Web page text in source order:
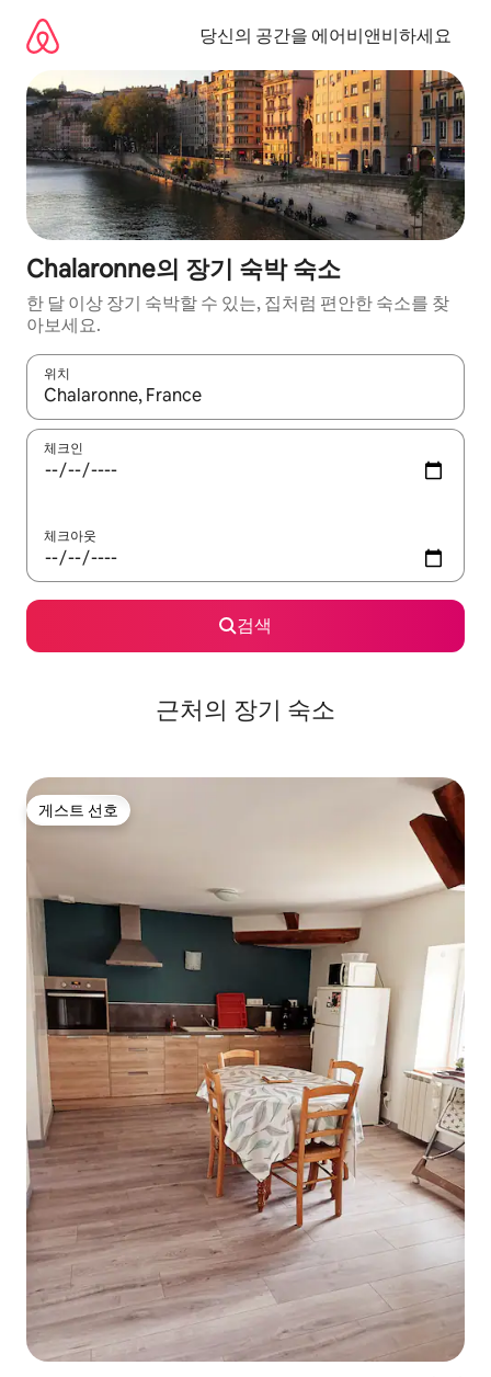
당신의 공간을 에어비앤비하세요
Chalaronne의 장기 숙박 숙소
한 달 이상 장기 숙박할 수 있는, 집처럼 편안한 숙소를 찾
아보세요.
위치
결과가 나오면 위·아래 화살표 키를 사용하거나 터치 또는 스와이
체크인
체크아웃
검색
근처의 장기 숙소
게스트 선호
게스트 선호